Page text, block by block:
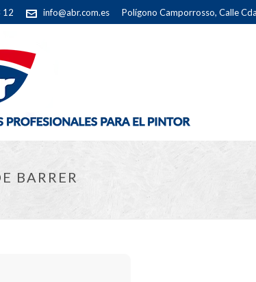
12 info@abr.com.es Polígono Camporrosso, Calle
BARRER